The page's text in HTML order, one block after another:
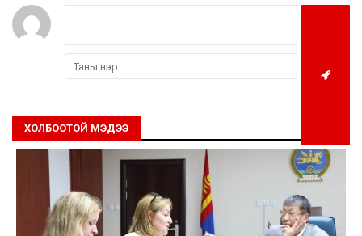
ХОЛБООТОЙ МЭДЭЭ